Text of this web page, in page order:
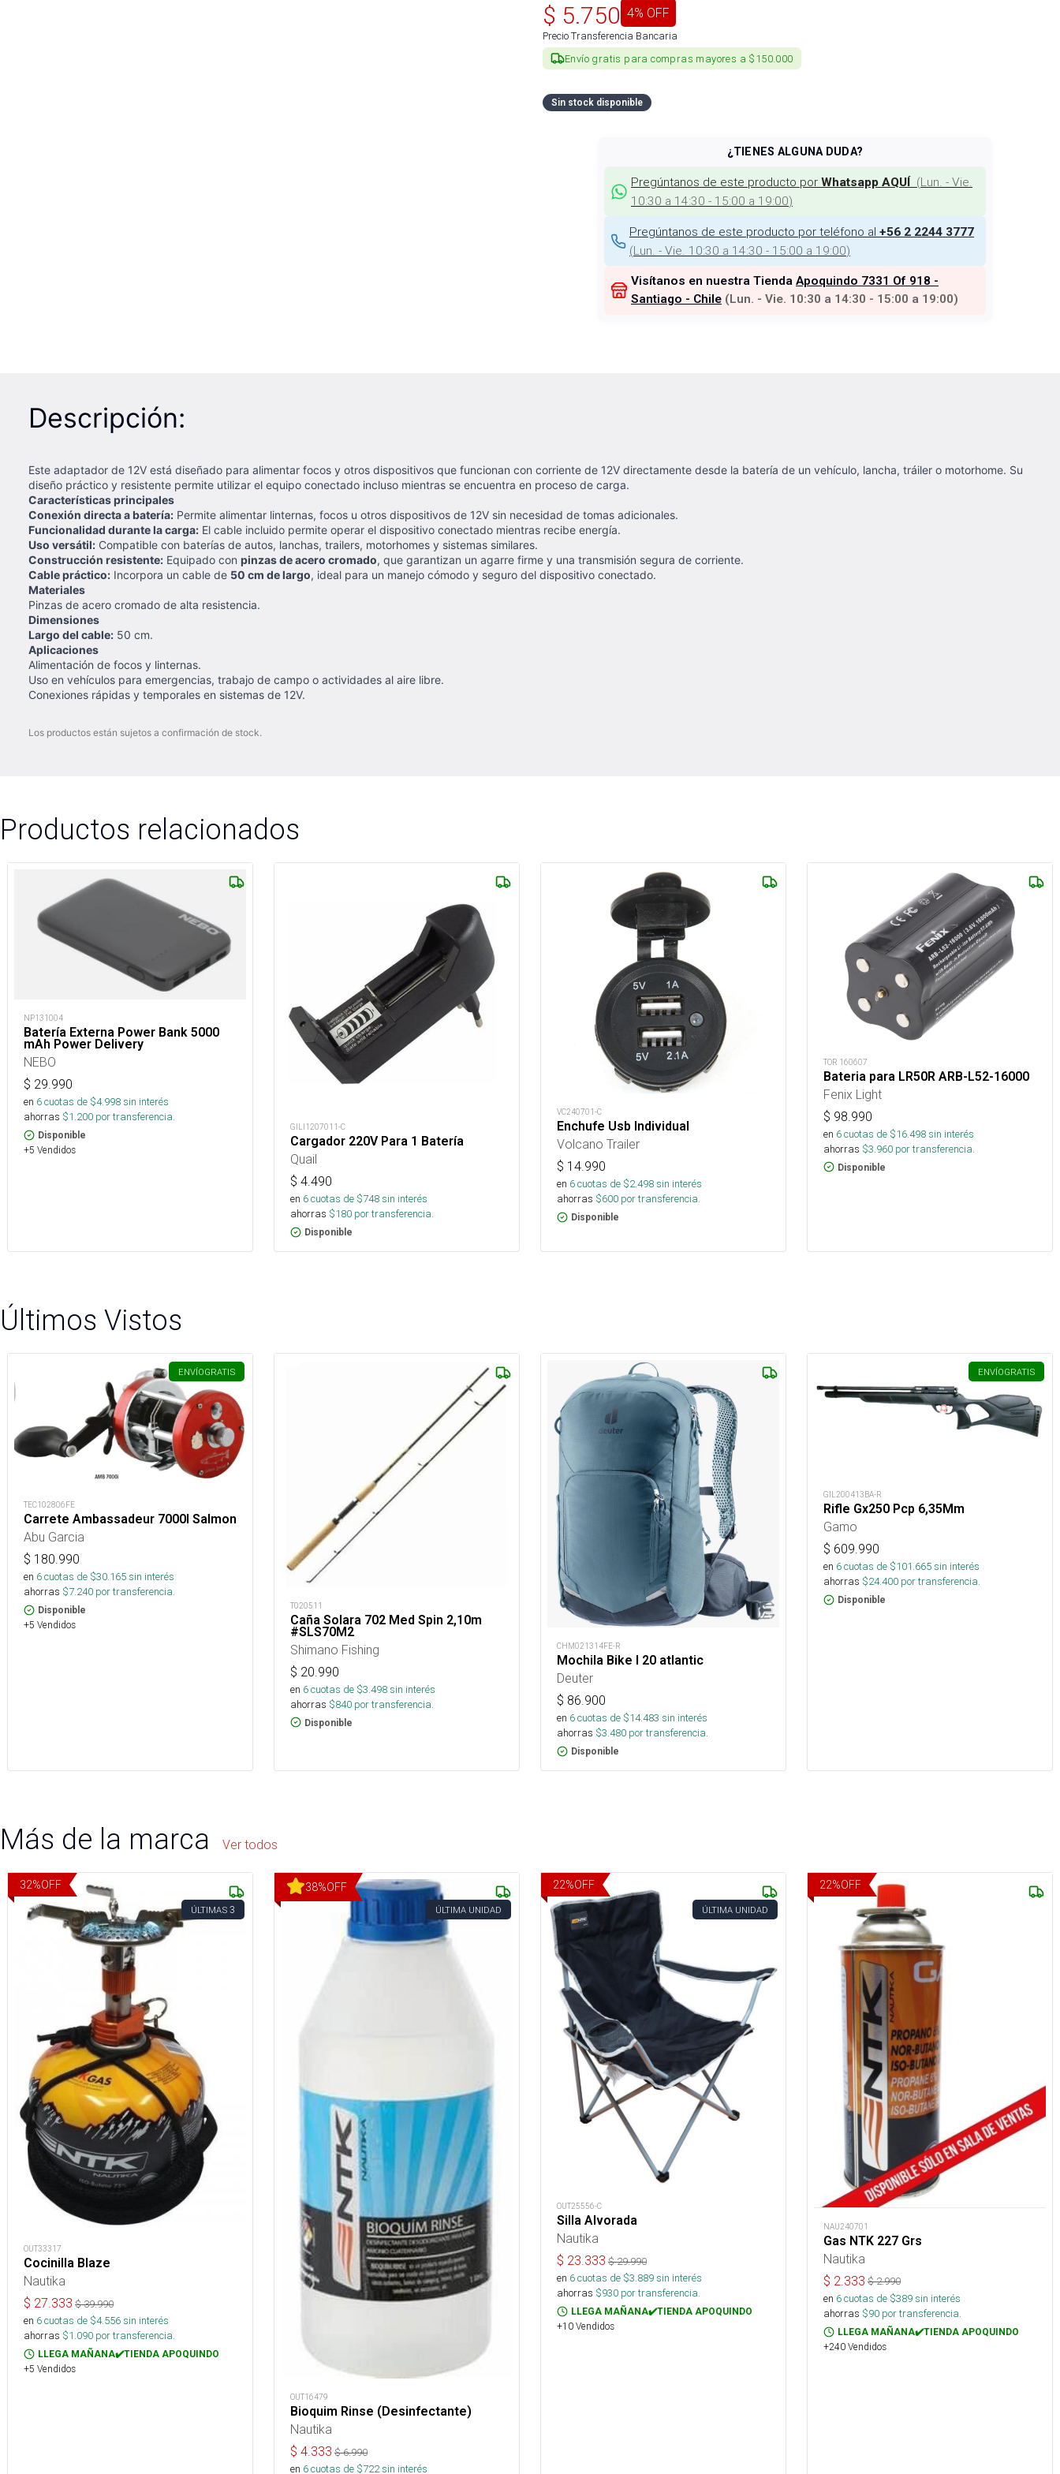
$ 5.750 4% OFF
Precio Transferencia Bancaria
Envío gratis para compras mayores a $150.000
Sin stock disponible
¿TIENES ALGUNA DUDA?
Pregúntanos de este producto por Whatsapp AQUÍ (Lun. - Vie.
10:30 a 14:30 - 15:00 a 19:00)
Pregúntanos de este producto por teléfono al +56 2 2244 3777
(Lun. - Vie. 10:30 a 14:30 - 15:00 a 19:00)
Visítanos en nuestra Tienda Apoquindo 7331 Of 918 -
Santiago - Chile (Lun. - Vie. 10:30 a 14:30 - 15:00 a 19:00)
Descripción:
Este adaptador de 12V está diseñado para alimentar focos y otros dispositivos que funcionan con corriente de 12V directamente desde la batería de un vehículo, lancha, tráiler o motorhome. Su
diseño práctico y resistente permite utilizar el equipo conectado incluso mientras se encuentra en proceso de carga.
Características principales
Conexión directa a batería: Permite alimentar linternas, focos u otros dispositivos de 12V sin necesidad de tomas adicionales.
Funcionalidad durante la carga: El cable incluido permite operar el dispositivo conectado mientras recibe energía.
Uso versátil: Compatible con baterías de autos, lanchas, trailers, motorhomes y sistemas similares.
Construcción resistente: Equipado con pinzas de acero cromado, que garantizan un agarre firme y una transmisión segura de corriente.
Cable práctico: Incorpora un cable de 50 cm de largo, ideal para un manejo cómodo y seguro del dispositivo conectado.
Materiales
Pinzas de acero cromado de alta resistencia.
Dimensiones
Largo del cable: 50 cm.
Aplicaciones
Alimentación de focos y linternas.
Uso en vehículos para emergencias, trabajo de campo o actividades al aire libre.
Conexiones rápidas y temporales en sistemas de 12V.
Los productos están sujetos a confirmación de stock.
Productos relacionados
NP131004
Batería Externa Power Bank 5000
mAh Power Delivery
NEBO
$ 29.990
en 6cuotas de $4.998sin interés
ahorras $1.200 por transferencia.
Disponible
+5 Vendidos
GILI1207011-C
Cargador 220V Para 1 Batería
Quail
$ 4.490
en 6cuotas de $748sin interés
ahorras $180 por transferencia.
Disponible
VC240701-C
Enchufe Usb Individual
Volcano Trailer
$ 14.990
en 6cuotas de $2.498sin interés
ahorras $600 por transferencia.
Disponible
TOR 160607
Bateria para LR50R ARB-L52-16000
Fenix Light
$ 98.990
en 6cuotas de $16.498sin interés
ahorras $3.960 por transferencia.
Disponible
Últimos Vistos
ENVÍOGRATIS
TEC102806FE
Carrete Ambassadeur 7000I Salmon
Abu Garcia
$ 180.990
en 6cuotas de $30.165sin interés
ahorras $7.240 por transferencia.
Disponible
+5 Vendidos
T020511
Caña Solara 702 Med Spin 2,10m
#SLS70M2
Shimano Fishing
$ 20.990
en 6cuotas de $3.498sin interés
ahorras $840 por transferencia.
Disponible
CHM021314FE-R
Mochila Bike I 20 atlantic
Deuter
$ 86.900
en 6cuotas de $14.483 sin interés
ahorras $3.480 por transferencia.
Disponible
ENVÍOGRATIS
GIL200413BA-R
Rifle Gx250 Pcp 6,35Mm
Gamo
$ 609.990
en 6cuotas de $101.665sin interés
ahorras $24.400 por transferencia.
Disponible
Más de la marca Ver todos
32%OFF
ÚLTIMAS 3
OUT33317
Cocinilla Blaze
Nautika
$ 27.333 $39.990
en 6cuotas de $4.556sin interés
ahorras $1.090 por transferencia.
LLEGA MAÑANA✔️TIENDA APOQUINDO
+5 Vendidos
38%OFF
ÚLTIMA UNIDAD
OUT16479
Bioquim Rinse (Desinfectante)
Nautika
$ 4.333 $6.990
en 6cuotas de $722sin interés
22%OFF
ÚLTIMA UNIDAD
OUT25556-C
Silla Alvorada
Nautika
$ 23.333 $29.990
en 6cuotas de $3.889sin interés
ahorras $930 por transferencia.
LLEGA MAÑANA✔️TIENDA APOQUINDO
+10 Vendidos
22%OFF
NAU240701
Gas NTK 227 Grs
Nautika
$ 2.333 $2.990
en 6cuotas de $389sin interés
ahorras $90 por transferencia.
LLEGA MAÑANA✔️TIENDA APOQUINDO
+240 Vendidos